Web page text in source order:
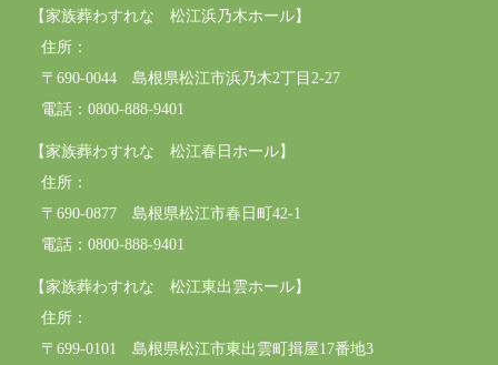
【家族葬わすれな 松江浜乃木ホール】
住所：
〒690-0044 島根県松江市浜乃木2丁目2-27
電話：0800-888-9401
【家族葬わすれな 松江春日ホール】
住所：
〒690-0877 島根県松江市春日町42-1
電話：0800-888-9401
【家族葬わすれな 松江東出雲ホール】
住所：
〒699-0101 島根県松江市東出雲町揖屋17番地3